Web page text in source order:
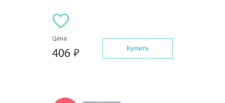
Цена:
406 Купить